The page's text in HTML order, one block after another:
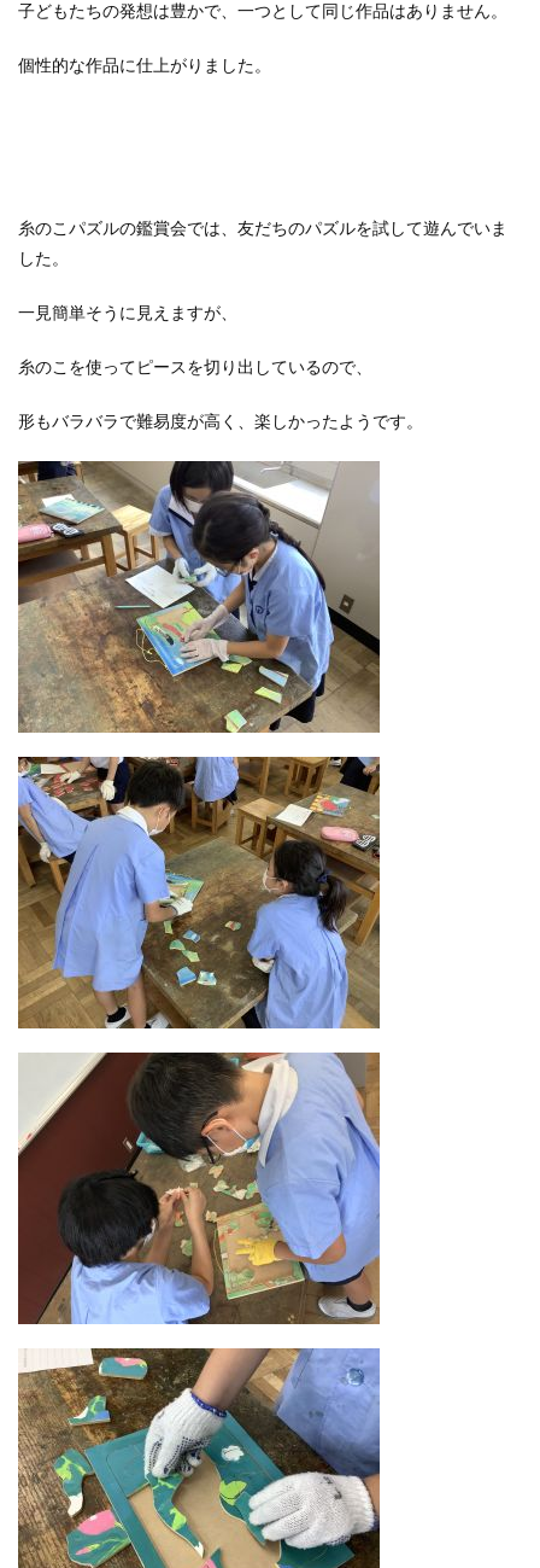
子どもたちの発想は豊かで、一つとして同じ作品はありません。
個性的な作品に仕上がりました。
糸のこパズルの鑑賞会では、友だちのパズルを試して遊んでいま
した。
一見簡単そうに見えますが、
糸のこを使ってピースを切り出しているので、
形もバラバラで難易度が高く、楽しかったようです。